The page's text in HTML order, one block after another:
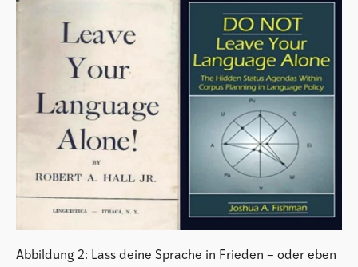
Abbildung 2: Lass deine Sprache in Frieden – oder eben